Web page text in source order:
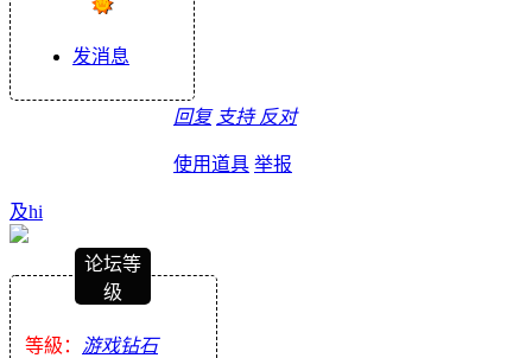
发消息
回复 支持 反对
使用道具 举报
及hi
论坛等
级
等級： 游戏钻石